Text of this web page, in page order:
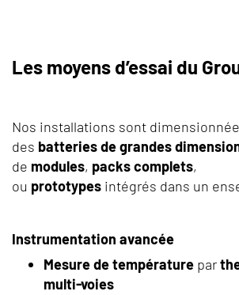
Les moyens d’essai du
Nos installations sont
des batteries de grandes
de modules, packs complets,
ou prototypes intégrés dans un
Instrumentation avancée
Mesure de température par
multi-voies